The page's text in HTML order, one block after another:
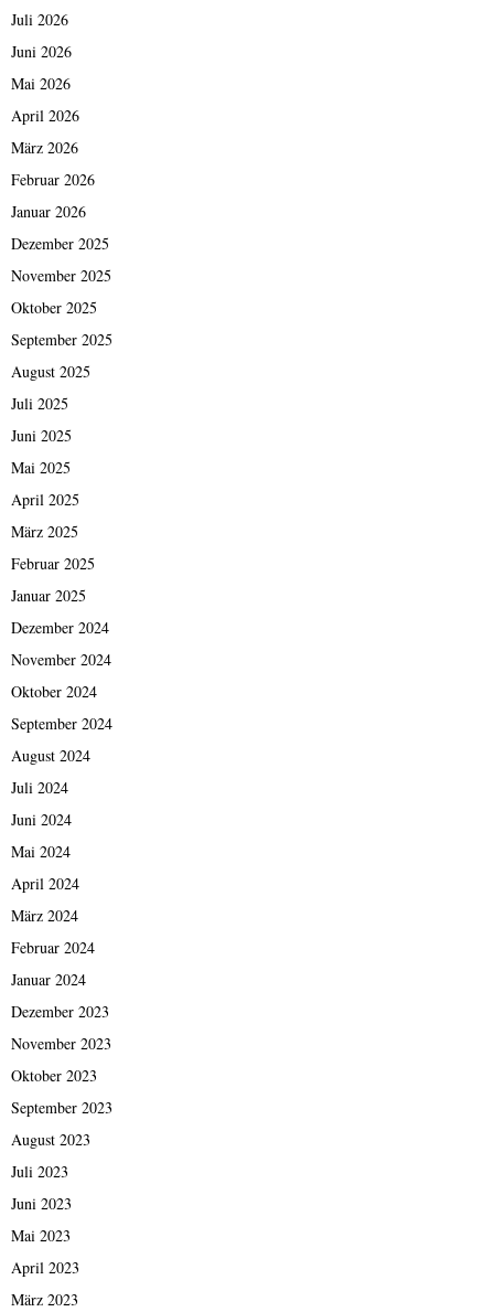
Juli 2026
Juni 2026
Mai 2026
April 2026
März 2026
Februar 2026
Januar 2026
Dezember 2025
November 2025
Oktober 2025
September 2025
August 2025
Juli 2025
Juni 2025
Mai 2025
April 2025
März 2025
Februar 2025
Januar 2025
Dezember 2024
November 2024
Oktober 2024
September 2024
August 2024
Juli 2024
Juni 2024
Mai 2024
April 2024
März 2024
Februar 2024
Januar 2024
Dezember 2023
November 2023
Oktober 2023
September 2023
August 2023
Juli 2023
Juni 2023
Mai 2023
April 2023
März 2023